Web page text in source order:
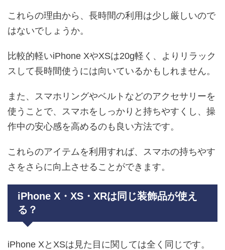
これらの理由から、長時間の利用は少し厳しいので
はないでしょうか。
比較的軽いiPhone XやXSは20g軽く、よりリラック
スして長時間使うには向いているかもしれません。
また、スマホリングやベルトなどのアクセサリーを
使うことで、スマホをしっかりと持ちやすくし、操
作中の安心感を高めるのも良い方法です。
これらのアイテムを利用すれば、スマホの持ちやす
さをさらに向上させることができます。
iPhone X・XS・XRは同じ装飾品が使え
る？
iPhone XとXSは見た目に関しては全く同じです。